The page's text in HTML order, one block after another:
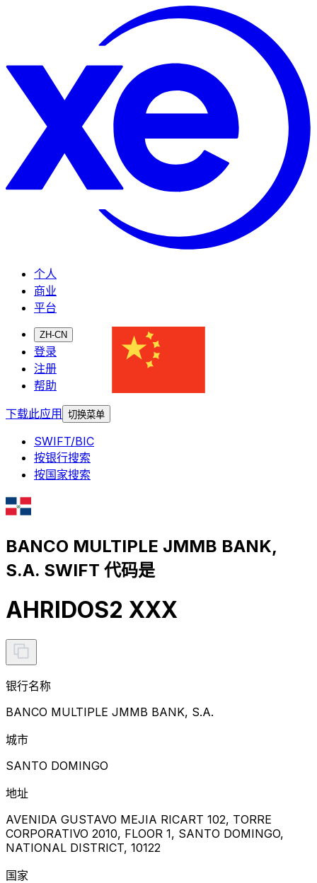
个人
商业
平台
ZH-CN
登录
注册
帮助
下载此应用
切换菜单
SWIFT/BIC
按银行搜索
按国家搜索
BANCO MULTIPLE JMMB BANK,
S.A. SWIFT 代码是
AHRIDOS2 XXX
银行名称
BANCO MULTIPLE JMMB BANK, S.A.
城市
SANTO DOMINGO
地址
AVENIDA GUSTAVO MEJIA RICART 102, TORRE
CORPORATIVO 2010, FLOOR 1, SANTO DOMINGO,
NATIONAL DISTRICT, 10122
国家